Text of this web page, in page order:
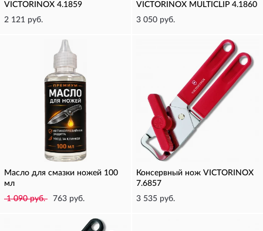
VICTORINOX 4.1859
2 121 руб.
VICTORINOX MULTICLIP 4.1860
3 050 руб.
Масло для смазки ножей 100
мл
1 090 руб.
763 руб.
Консервный нож VICTORINOX
7.6857
3 535 руб.